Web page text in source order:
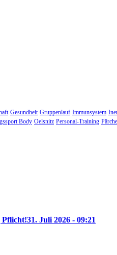
Gesundheit Gruppenlauf Immunsystem
Body Oelsnitz Personal-Training
Pflicht!31. Juli 2026 - 09:21